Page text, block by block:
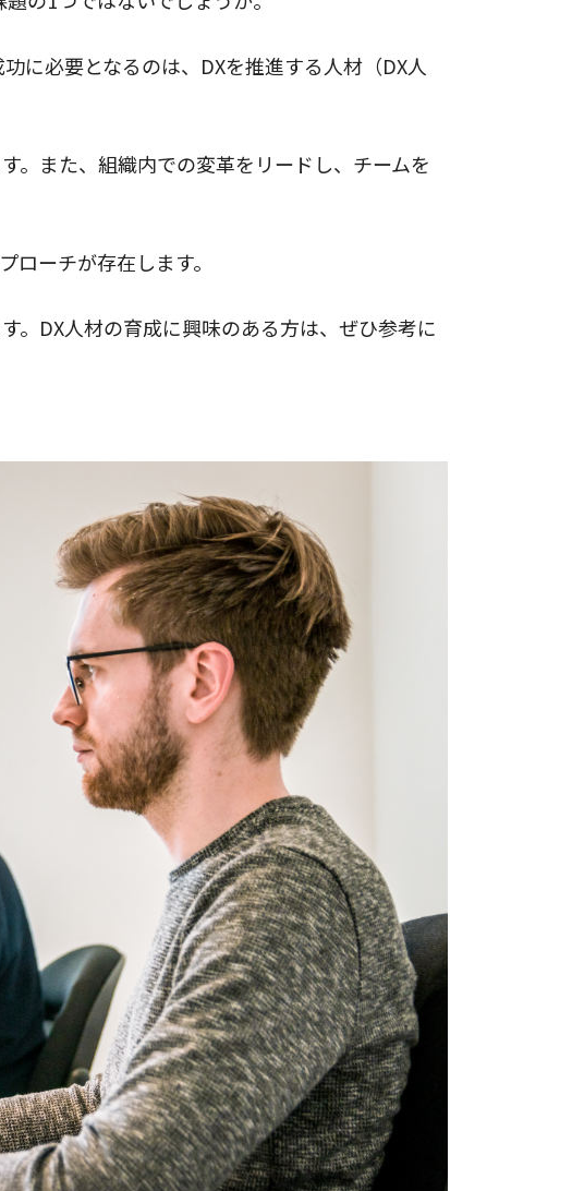
に必要となるのは、DXを推進する人材（DX人
。また、組織内での変革をリードし、チームを
ーチが存在します。
。DX人材の育成に興味のある方は、ぜひ参考に